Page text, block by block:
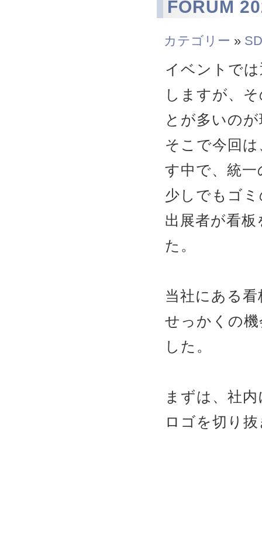
FORUM
カテゴリー »
イベントで
しますが、
とが多いの
そこで今回
す中で、統
少しでもゴ
出展者が看
た。
当社にある
せっかくの
した。
まずは、社
ロゴを切り